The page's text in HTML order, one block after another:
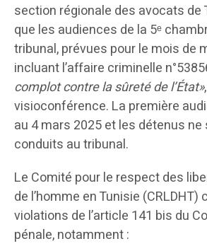
section régionale des avocats de
que les audiences de la 5ᵉ
tribunal, prévues pour le mois de
incluant l’affaire criminelle
complot contre la sûreté de l’État»
visioconférence. La première
au 4 mars 2025 et les détenus
conduits au tribunal.
Le Comité pour le respect des
de l’homme en Tunisie
violations de l’article 141 bis du
pénale, notamment :